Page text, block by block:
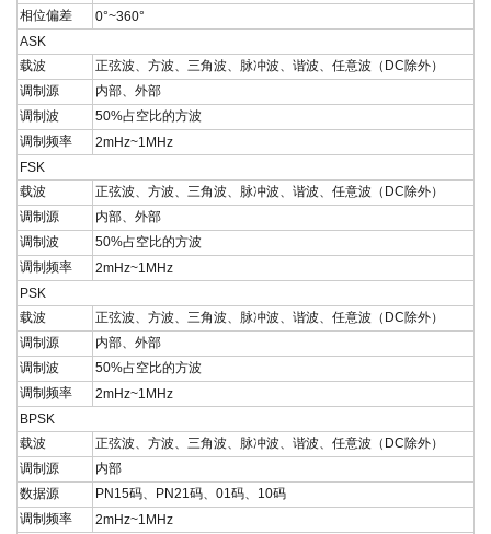
相位偏差
0°~360°
ASK
载波
正弦波、方波、三角波、脉冲波、谐波、任意波（ DC除外）
调制源
内部、外部
调制波
50%占空比的方波
调制频率
2mHz~1MHz
FSK
载波
正弦波、方波、三角波、脉冲波、谐波、任意波（ DC除外）
调制源
内部、外部
调制波
50%占空比的方波
调制频率
2mHz~1MHz
PSK
载波
正弦波、方波、三角波、脉冲波、谐波、任意波（ DC除外）
调制源
内部、外部
调制波
50%占空比的方波
调制频率
2mHz~1MHz
BPSK
载波
正弦波、方波、三角波、脉冲波、谐波、任意波（ DC除外）
调制源
内部
数据源
PN15码、 PN21码、 01码、 10码
调制频率
2mHz~1MHz